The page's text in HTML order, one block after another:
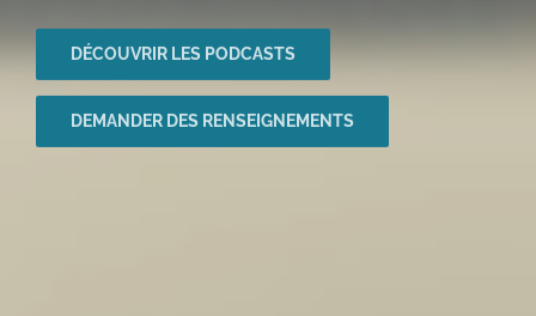
DÉCOUVRIR LES PODCASTS COACH & MOI
DEMANDER DES INFOS